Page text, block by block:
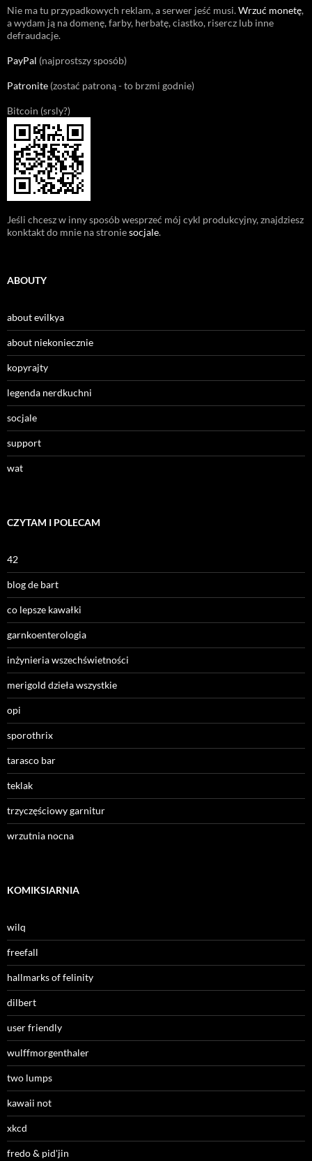
Nie ma tu przypadkowych reklam, a serwer jeść musi.Wrzuć monetę,
a wydam ją na domenę, farby, herbatę, ciastko, risercz lub inne
defraudacje.
PayPal (najprostszy sposób)
Patronite (zostać patroną - to brzmi godnie)
Bitcoin (srsly?)
Jeśli chcesz w inny sposób wesprzeć mój cykl produkcyjny, znajdziesz
konktakt do mnie na stroniesocjale.
ABOUTY
about evilkya
about niekoniecznie
kopyrajty
legenda nerdkuchni
socjale
support
wat
CZYTAM I POLECAM
42
blog de bart
co lepsze kawałki
garnkoenterologia
inżynieria wszechświetności
merigold dzieła wszystkie
opi
sporothrix
tarasco bar
teklak
trzyczęściowy garnitur
wrzutnia nocna
KOMIKSIARNIA
wilq
freefall
hallmarks of felinity
dilbert
user friendly
wulffmorgenthaler
two lumps
kawaii not
xkcd
fredo & pid'jin